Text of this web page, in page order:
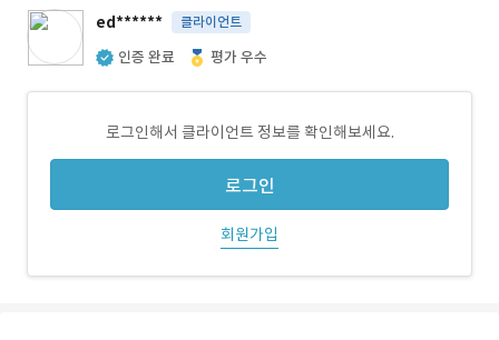
ed****** 클라이언트
인증 완료 평가 우수
로그인해서 클라이언트 정보를 확인해보세요.
로그인
회원가입